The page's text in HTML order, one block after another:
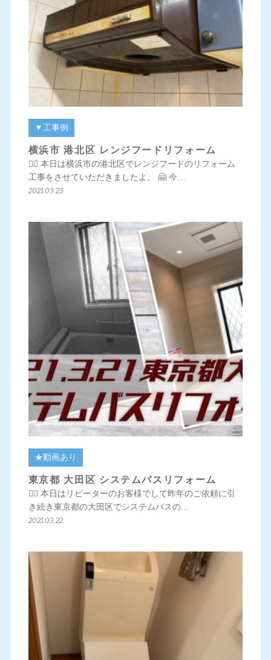
▼工事例
横浜市 港北区 レンジフードリフォーム
💁‍♀️ 本日は横浜市の港北区でレンジフードのリフォーム
工事をさせていただきましたよ。 🤗 今…
2021.03.23
★動画あり
東京都 大田区 システムバスリフォーム
💁‍♀️ 本日はリピーターのお客様でして昨年のご依頼に引
き続き東京都の大田区でシステムバスの…
2021.03.22